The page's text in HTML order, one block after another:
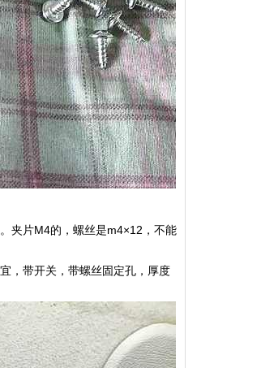
夹片M4的，螺丝是m4×12，不能
，带开关，带螺丝固定孔，厚度